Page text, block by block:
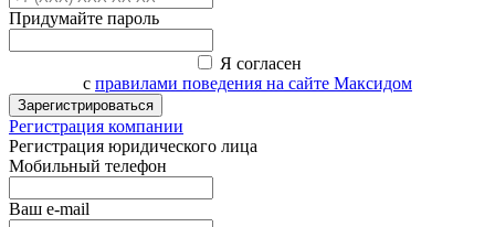
Придумайте пароль
Я согласен
с правилами поведения на сайте Максидом
Зарегистрироваться
Регистрация компании
Регистрация юридического лица
Мобильный телефон
Ваш e-mail